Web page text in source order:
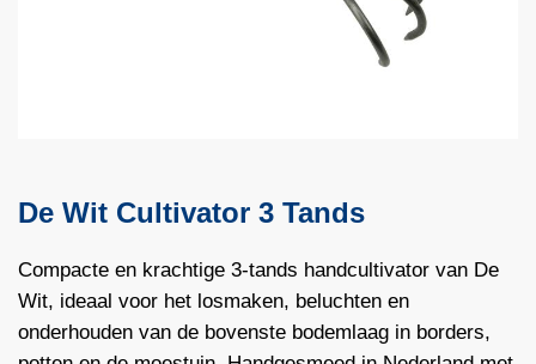
De Wit Cultivator 3 Tands
Compacte en krachtige 3-tands handcultivator van De
Wit, ideaal voor het losmaken, beluchten en
onderhouden van de bovenste bodemlaag in borders,